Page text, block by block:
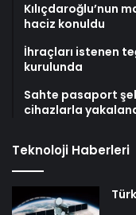
Kılıçdaroğlu’nun
haciz konuldu
İhraçları istenen
kurulunda
Sahte pasaport
cihazlarla
Teknoloji Haberleri